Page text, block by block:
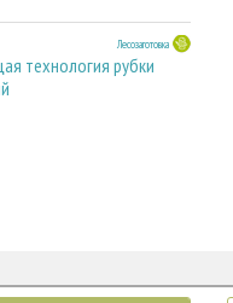
Лесозаготовка
технология рубки